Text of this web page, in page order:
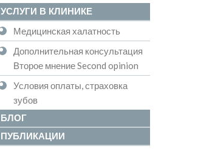
УСЛУГИ В КЛИНИКЕ
Медицинская халатность
Дополнительная консультация
Второе мнение Second opinion
Условия оплаты, страховка
зубов
БЛОГ
ПУБЛИКАЦИИ